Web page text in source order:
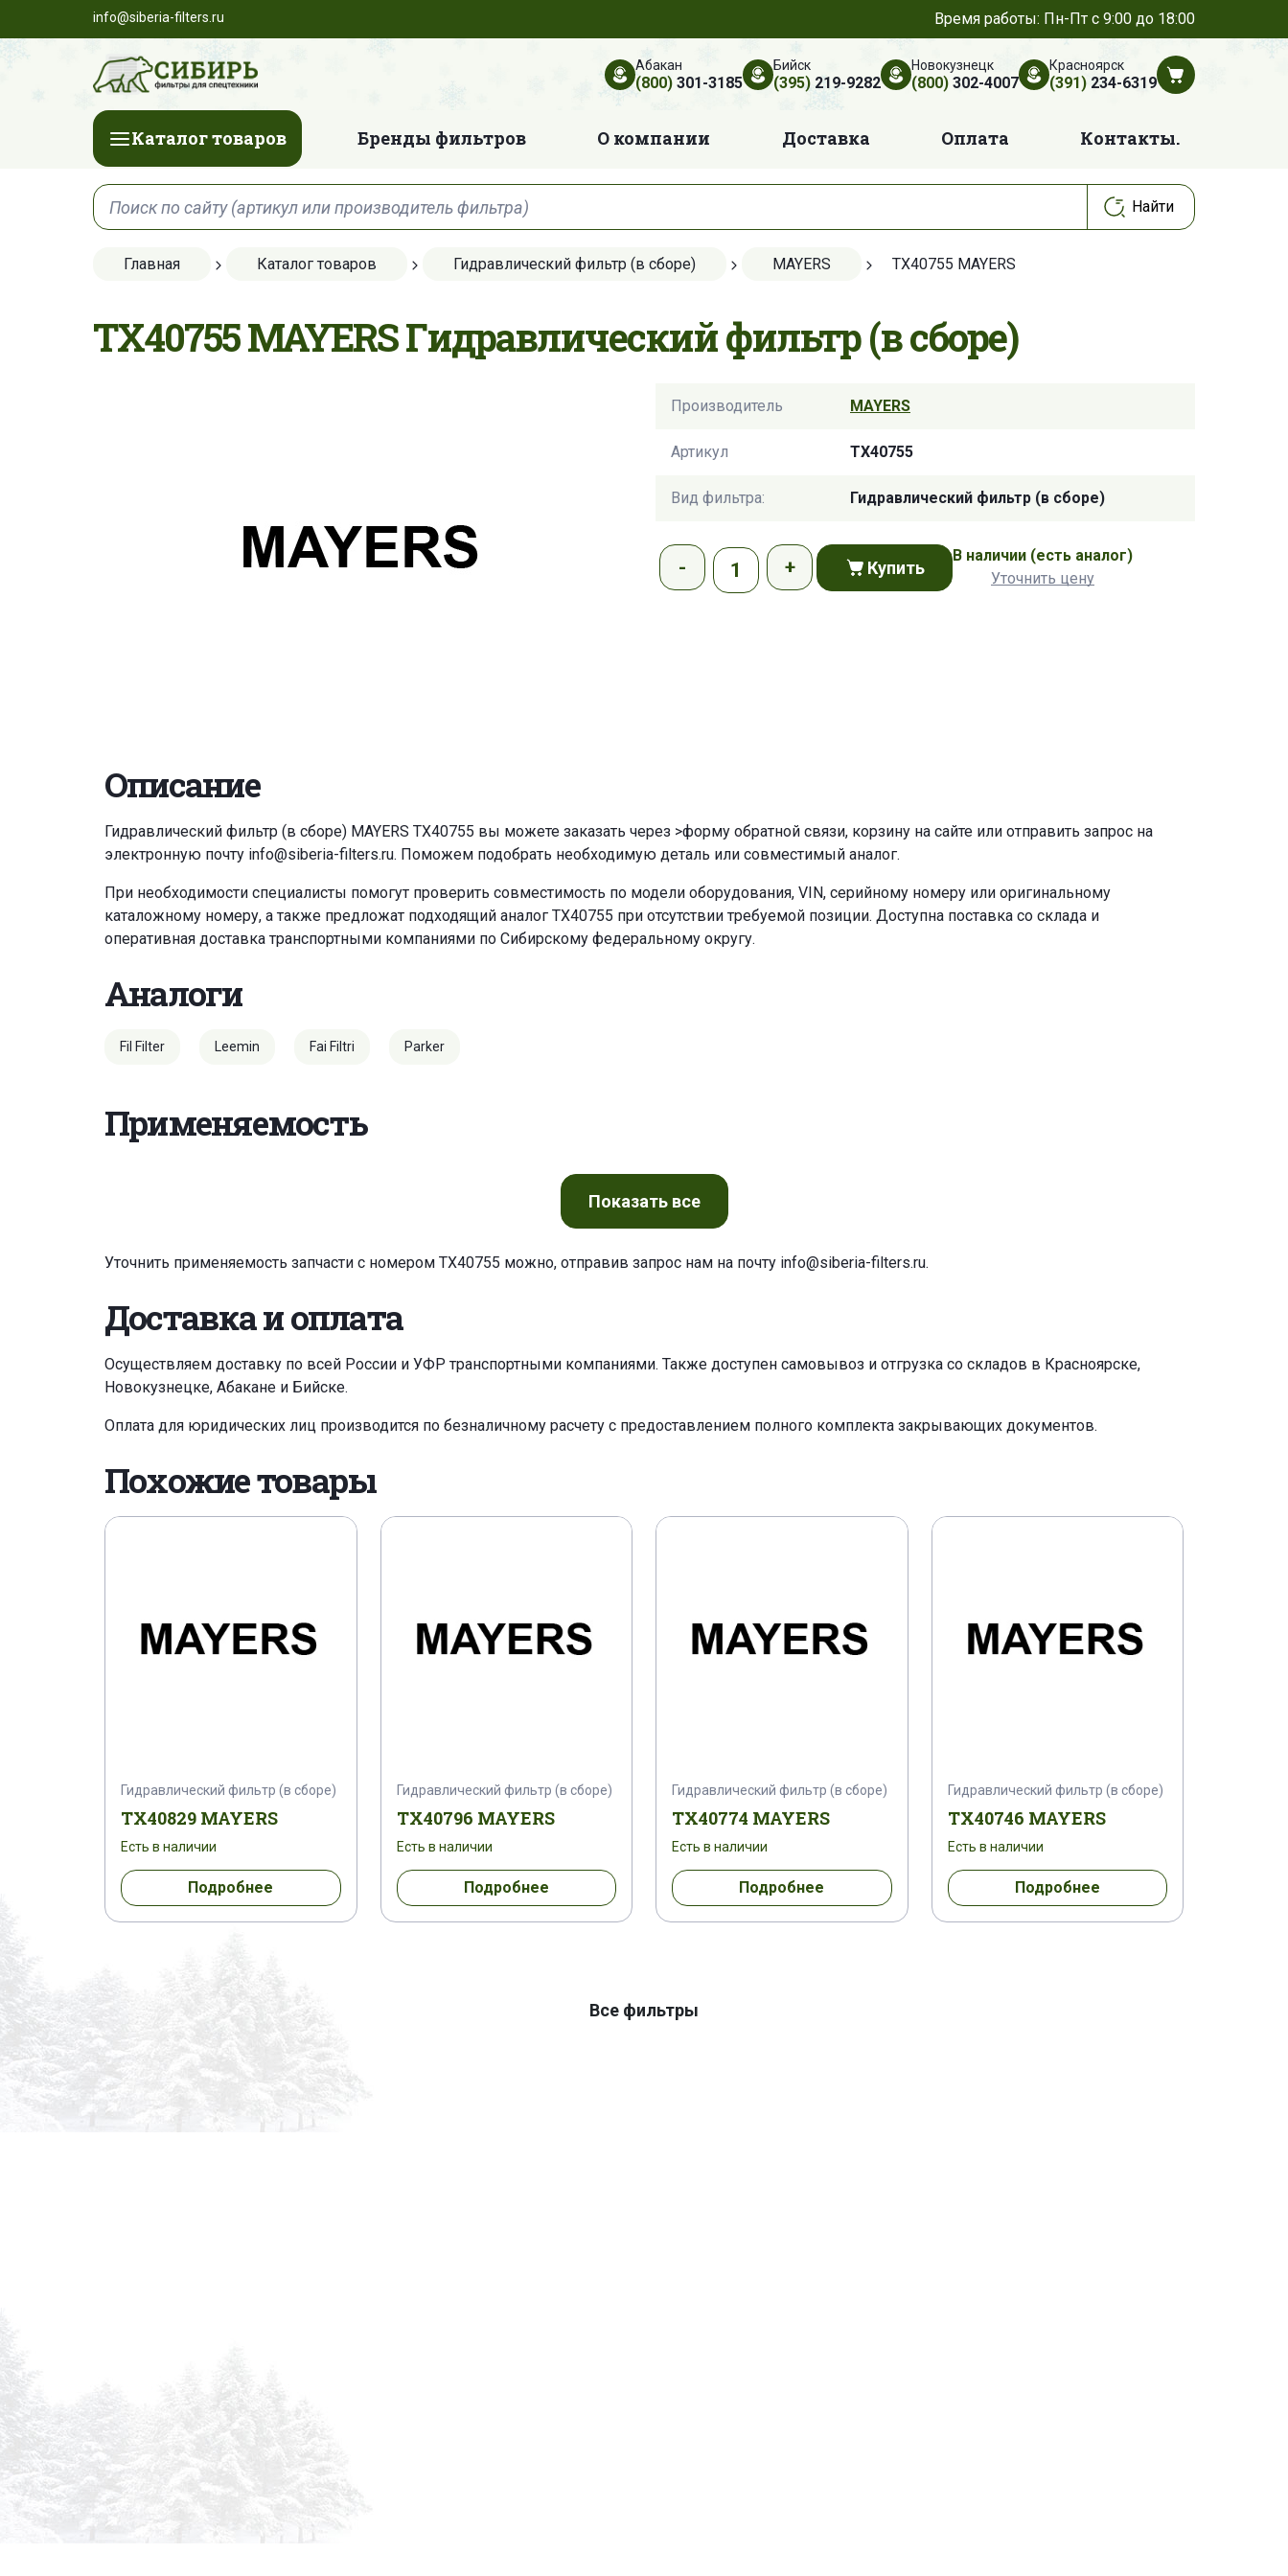
info@siberia-filters.ru Время работы: Пн-Пт с 9:00 до 18:00
Абакан
(800)301-3185
Бийск
(395)219-9282
Новокузнецк
(800)302-4007
Красноярск
(391)234-6319
Каталог товаров Бренды фильтров О компании Доставка Оплата Контакты.
Главная Каталог товаров Гидравлический фильтр (в сборе) MAYERS TX40755 MAYERS
TX40755 MAYERS Гидравлический фильтр (в сборе)
Производитель MAYERS
Артикул TX40755
Вид фильтра: Гидравлический фильтр (в сборе)
Купить
В наличии (есть аналог)
Уточнить цену
Описание
Гидравлический фильтр (в сборе) MAYERS TX40755 вы можете заказать через >форму обратной связи, корзину на сайте или отправить запрос на
электронную почту info@siberia-filters.ru. Поможем подобрать необходимую деталь или совместимый аналог.
При необходимости специалисты помогут проверить совместимость по модели оборудования, VIN, серийному номеру или оригинальному
каталожному номеру, а также предложат подходящий аналог TX40755 при отсутствии требуемой позиции. Доступна поставка со склада и
оперативная доставка транспортными компаниями по Сибирскому федеральному округу.
Аналоги
Fil Filter Leemin Fai Filtri Parker
Применяемость
Показатьвсе
Уточнить применяемость запчасти с номером TX40755 можно, отправив запрос нам на почту info@siberia-filters.ru.
Доставка и оплата
Осуществляем доставку по всей России и УФР транспортными компаниями. Также доступен самовывоз и отгрузка со складов в Красноярске,
Новокузнецке, Абакане и Бийске.
Оплата для юридических лиц производится по безналичному расчету с предоставлением полного комплекта закрывающих документов.
Похожие товары
Гидравлический фильтр (в сборе)
TX40829 MAYERS
Есть в наличии
Подробнее
Гидравлический фильтр (в сборе)
TX40796 MAYERS
Есть в наличии
Подробнее
Гидравлический фильтр (в сборе)
TX40774 MAYERS
Есть в наличии
Подробнее
Гидравлический фильтр (в сборе)
TX40746 MAYERS
Есть в наличии
Подробнее
Все фильтры